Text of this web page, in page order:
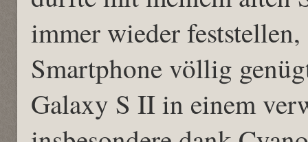
immer wieder feststellen,
Smartphone völlig
Galaxy S II in einem